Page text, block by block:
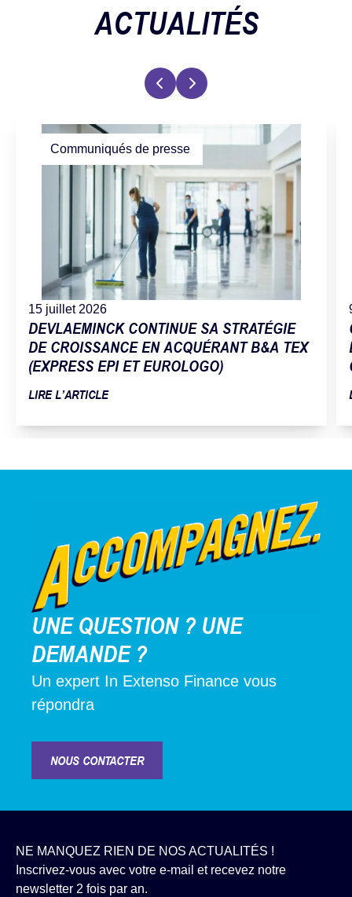
ACTUALITÉS
Communiqués de presse
15 juillet 2026
DEVLAEMINCK CONTINUE SA STRATÉGIE
DE CROISSANCE EN ACQUÉRANT B&A TEX
(EXPRESS EPI ET EUROLOGO)
LIRE L’ARTICLE
UNE QUESTION ? UNE
DEMANDE ?
Un expert In Extenso Finance vous
répondra
NOUS CONTACTER
NE MANQUEZ RIEN DE NOS ACTUALITÉS !
Inscrivez-vous avec votre e-mail et recevez notre
newsletter 2 fois par an.